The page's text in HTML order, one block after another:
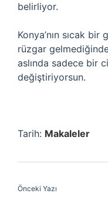
belirliyor.
Konya’nın sıcak
rüzgar
aslında sadece bir
değiştiriyorsun.
Tarih: Makaleler
Önceki Yazı